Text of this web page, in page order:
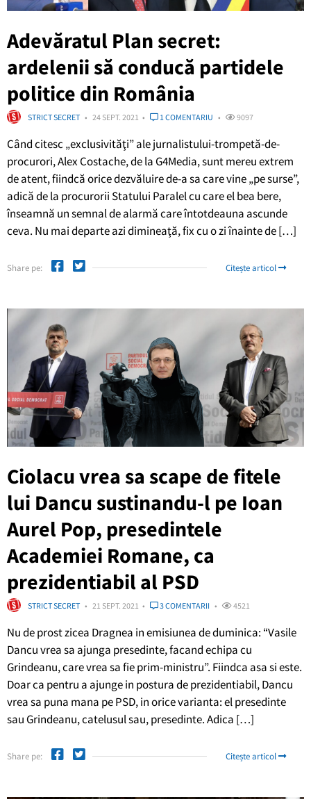
Adevăratul Plan secret:
ardelenii să conducă partidele
politice din România
STRICT SECRET 24 SEPT. 2021 1 COMENTARIU 9097
Când citesc „exclusivităţi” ale jurnalistului-trompetă-de-
procurori, Alex Costache, de la G4Media, sunt mereu extrem
de atent, fiindcă orice dezvăluire de-a sa care vine „pe surse”,
adică de la procurorii Statului Paralel cu care el bea bere,
înseamnă un semnal de alarmă care întotdeauna ascunde
ceva. Nu mai departe azi dimineaţă, fix cu o zi înainte de […]
Share pe: Citește articol
Ciolacu vrea sa scape de fitele
lui Dancu sustinandu-l pe Ioan
Aurel Pop, presedintele
Academiei Romane, ca
prezidentiabil al PSD
STRICT SECRET 21 SEPT. 2021 3 COMENTARII 4521
Nu de prost zicea Dragnea in emisiunea de duminica: “Vasile
Dancu vrea sa ajunga presedinte, facand echipa cu
Grindeanu, care vrea sa fie prim-ministru”. Fiindca asa si este.
Doar ca pentru a ajunge in postura de prezidentiabil, Dancu
vrea sa puna mana pe PSD, in orice varianta: el presedinte
sau Grindeanu, catelusul sau, presedinte. Adica […]
Share pe: Citește articol